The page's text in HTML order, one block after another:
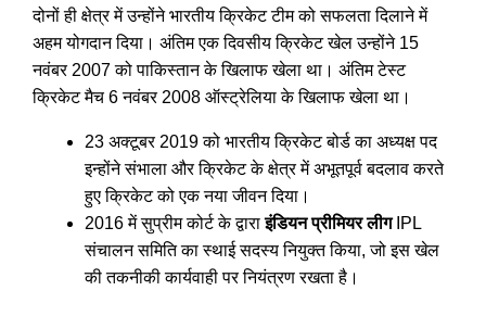
दोनों ही क्षेत्र में उन्होंने भारतीय क्रिकेट टीम को सफलता दिलाने में
अहम योगदान दिया। अंतिम एक दिवसीय क्रिकेट खेल उन्होंने 15
नवंबर 2007 को पाकिस्तान के खिलाफ खेला था। अंतिम टेस्ट
क्रिकेट मैच 6 नवंबर 2008 ऑस्ट्रेलिया के खिलाफ खेला था।
23 अक्टूबर 2019 को भारतीय क्रिकेट बोर्ड का अध्यक्ष पद
इन्होंने संभाला और क्रिकेट के क्षेत्र में अभूतपूर्व बदलाव करते
हुए क्रिकेट को एक नया जीवन दिया।
2016 में सुप्रीम कोर्ट के द्वाराइंडियन प्रीमियर लीगIPL
संचालन समिति का स्थाई सदस्य नियुक्त किया, जो इस खेल
की तकनीकी कार्यवाही पर नियंत्रण रखता है।